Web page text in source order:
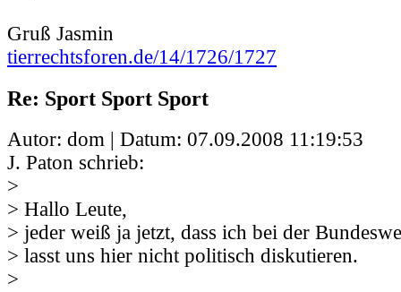
Gruß Jasmin
tierrechtsforen.de/14/1726/1727
Re: Sport Sport Sport
Autor: dom | Datum: 07.09.2008 11:19:53
J. Paton schrieb:
>
> Hallo Leute,
> jeder weiß ja jetzt, dass ich bei der
> lasst uns hier nicht politisch diskutieren.
>